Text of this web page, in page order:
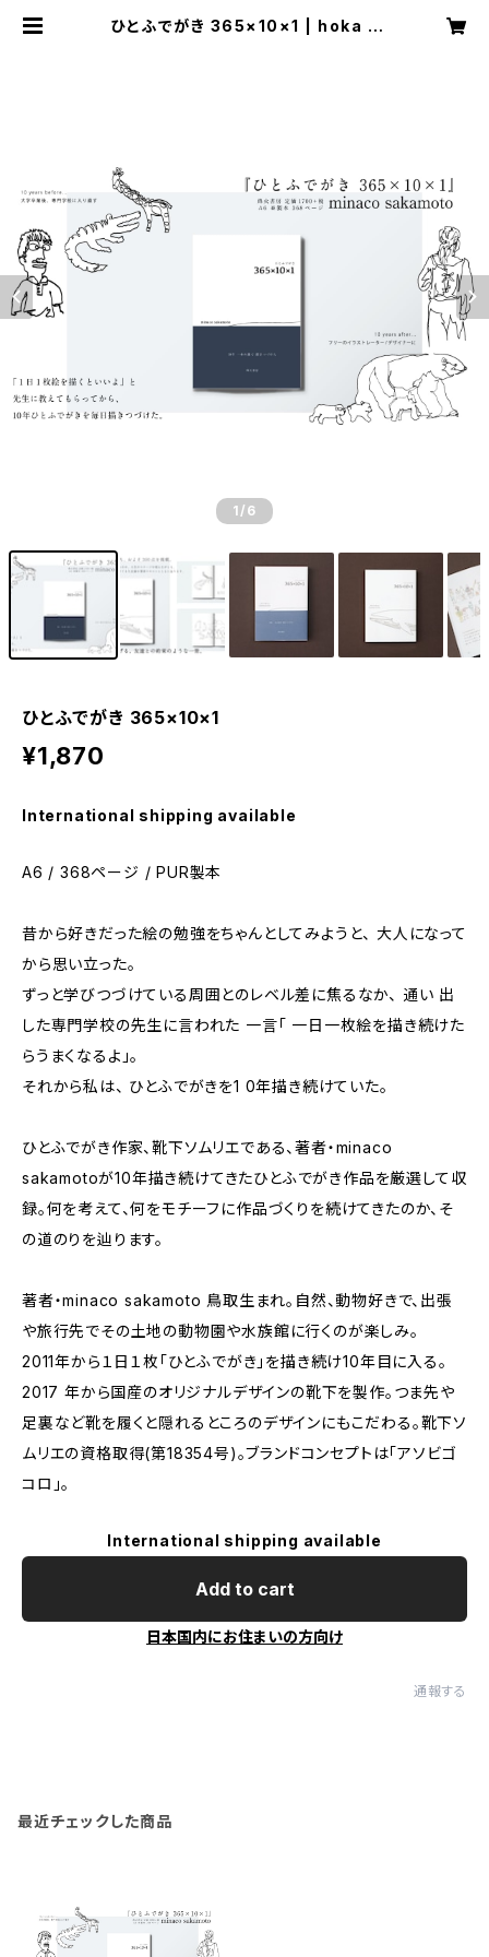
ひとふでがき 365×10×1 | hoka b
1 /6
ひとふでがき 365×10×1
¥1,870
International shipping available
A6 / 368ページ / PUR製本
昔から好きだった絵の勉強をちゃんとしてみようと、 大人になって
から思い立った。
ずっと学びつづけている周囲とのレベル差に焦るなか、 通い 出
した専門学校の先生に言われた 一言「 一日一枚絵を描き続けた
らうまくなるよ」。
それから私は、 ひとふでがきを1 0年描き続けていた。
ひとふでがき作家、靴下ソムリエである、著者・minaco
sakamotoが10年描き続けてきたひとふでがき作品を厳選して収
録。何を考えて、何をモチーフに作品づくりを続けてきたのか、そ
の道のりを辿ります。
著者・minaco sakamoto 鳥取生まれ。自然、動物好きで、出張
や旅行先でその土地の動物園や水族館に行くのが楽しみ。
2011年から１日１枚「ひとふでがき」を描き続け10年目に入る。
2017 年から国産のオリジナルデザインの靴下を製作。つま先や
足裏など靴を履くと隠れるところのデザインにもこだわる。靴下ソ
ムリエの資格取得(第18354号)。ブランドコンセプトは「アソビゴ
コロ」。
International shipping available
Add to cart
日本国内にお住まいの方向け
通報する
最近チェックした商品